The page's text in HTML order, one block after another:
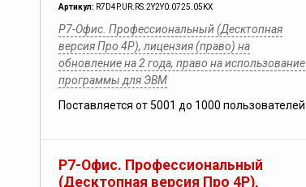
Артикул: R7D4P.UR.RS.2Y2Y0.0725.05KX
Р7-Офис. Профессиональный (Десктопная
версия Про 4Р), лицензия (право) на
обновление на 2 года, право на использование
программы для ЭВМ
Поставляется от 5001 до 1000 пользователей
Р7-Офис. Профессиональный
(Десктопная версия Про 4Р),